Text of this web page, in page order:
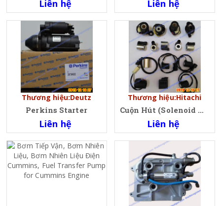
Liên hệ Liên hệ
Thương hiệu:Deutz
Perkins Starter
Liên hệ
Thương hiệu:Hitachi
Cuộn Hút (Solenoid Valve Coil)
Liên hệ